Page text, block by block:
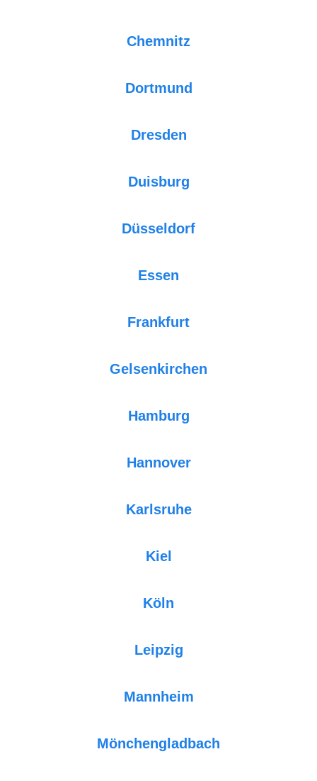
Chemnitz
Dortmund
Dresden
Duisburg
Düsseldorf
Essen
Frankfurt
Gelsenkirchen
Hamburg
Hannover
Karlsruhe
Kiel
Köln
Leipzig
Mannheim
Mönchengladbach